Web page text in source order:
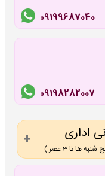
09199687040
09198282007
اداری